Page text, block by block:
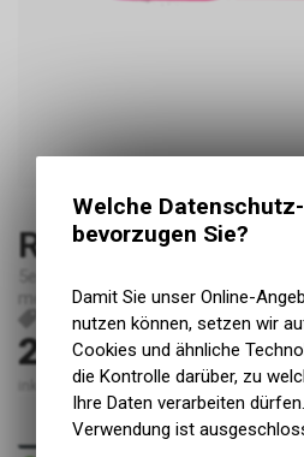
Rakelset
merkt den Unterschied ziemlich
29.90CHF
inkl. MwSt., zzgl. Versandkosten
In den
Welche
bevorzugen Sie?
Damit Sie unser Online-
nutzen können, setzen wir
Cookies und ähnliche
die Kontrolle darüber, zu
Ihre Daten verarbeiten
Verwendung ist